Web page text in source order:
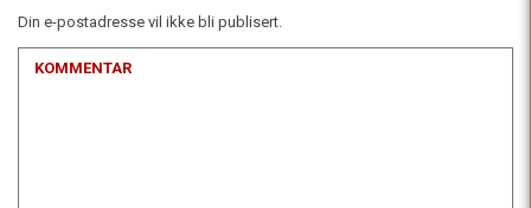
Din e-postadresse vil ikke bli publisert.
KOMMENTAR